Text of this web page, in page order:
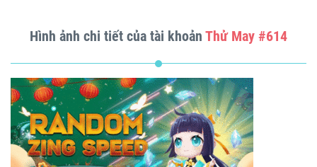
Hình ảnh chi tiết của tài khoản Thử May #614